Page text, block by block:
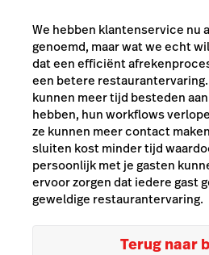
We hebben klantenservice nu
genoemd, maar wat we echt
dat een efficiënt
een betere
kunnen meer tijd besteden
hebben, hun workflows
ze kunnen meer contact
sluiten kost minder tijd
persoonlijk met je gasten
ervoor zorgen dat iedere gast
geweldige restaurantervaring.
Terug naar